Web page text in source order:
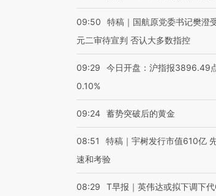
09:50
特稿｜国航原党委书记樊澄
元二审待宣判 否认大多数指控
09:29
今日开盘：沪指报3896.49
0.10%
09:24 蓄势突破后的黄金
08:51
特稿｜宇树发行市值610亿
速和考验
08:29
T早报｜英伟达或拟下调下